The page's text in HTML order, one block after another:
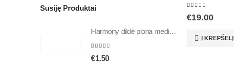
€19.00
Į KREPŠELĮ
Susiję Produktai
Harmony dildė plona medinė 240/240
€1.50